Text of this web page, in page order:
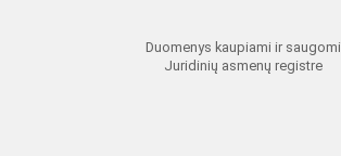
Duomenys kaupiami ir saugomi
Juridinių asmenų registre